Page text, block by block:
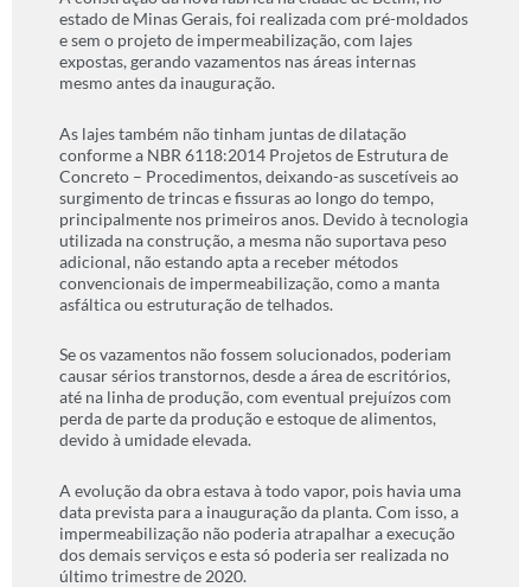
estado de Minas Gerais, foi realizada com pré-moldados
e sem o projeto de impermeabilização, com lajes
expostas, gerando vazamentos nas áreas internas
mesmo antes da inauguração.
As lajes também não tinham juntas de dilatação
conforme a NBR 6118:2014 Projetos de Estrutura de
Concreto – Procedimentos, deixando-as suscetíveis ao
surgimento de trincas e fissuras ao longo do tempo,
principalmente nos primeiros anos. Devido à tecnologia
utilizada na construção, a mesma não suportava peso
adicional, não estando apta a receber métodos
convencionais de impermeabilização, como a manta
asfáltica ou estruturação de telhados.
Se os vazamentos não fossem solucionados, poderiam
causar sérios transtornos, desde a área de escritórios,
até na linha de produção, com eventual prejuízos com
perda de parte da produção e estoque de alimentos,
devido à umidade elevada.
A evolução da obra estava à todo vapor, pois havia uma
data prevista para a inauguração da planta. Com isso, a
impermeabilização não poderia atrapalhar a execução
dos demais serviços e esta só poderia ser realizada no
último trimestre de 2020.